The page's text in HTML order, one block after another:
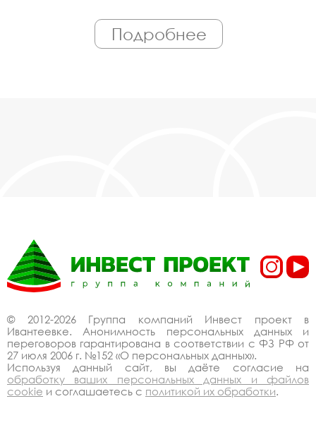
работает только квалифицированный
персонал. Поэтому Вы всегда можете
рассчитывать на исключительно высокую
Спецпредложение от
производителя на
уличные веранды,
уличные летние
веранды купить со
скидкой
Подробнее
© 2012-2026 Группа компаний Инвест проект в
Ивантеевке. Анонимность персональных данных и
переговоров гарантирована в соответствии с ФЗ РФ от
27 июля 2006 г. №152 «О персональных данных».
Используя данный сайт, вы даёте согласие на
обработку ваших персональных данных и файлов
cookie и соглашаетесь с политикой их обработки